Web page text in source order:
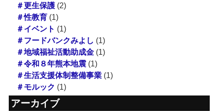
＃更生保護(2)
＃性教育(1)
＃イベント (1)
＃フードバンクみよし (1)
＃地域福祉活動助成金(1)
＃令和８年熊本地震(1)
＃生活支援体制整備事業(1)
＃モルック (1)
アーカイブ